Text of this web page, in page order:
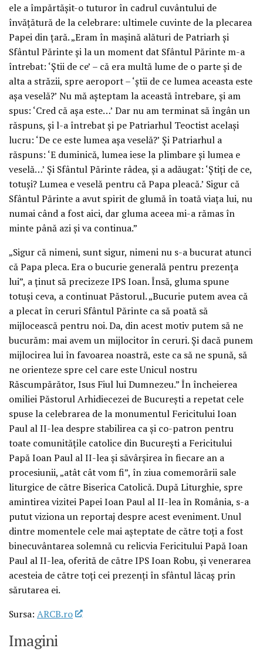
ele a împărtăşit-o tuturor în cadrul cuvântului de
învăţătură de la celebrare: ultimele cuvinte de la plecarea
Papei din ţară. „Eram în maşină alături de Patriarh şi
Sfântul Părinte şi la un moment dat Sfântul Părinte m-a
întrebat: ‘Ştii de ce’ – că era multă lume de o parte şi de
alta a străzii, spre aeroport – ‘ştii de ce lumea aceasta este
aşa veselă?’ Nu mă aşteptam la această întrebare, şi am
spus: ‘Cred că aşa este…’ Dar nu am terminat să îngân un
răspuns, şi l-a întrebat şi pe Patriarhul Teoctist acelaşi
lucru: ‘De ce este lumea aşa veselă?’ Şi Patriarhul a
răspuns: ‘E duminică, lumea iese la plimbare şi lumea e
veselă…’ Şi Sfântul Părinte râdea, şi a adăugat: ‘Ştiţi de ce,
totuşi? Lumea e veselă pentru că Papa pleacă.’ Sigur că
Sfântul Părinte a avut spirit de glumă în toată viaţa lui, nu
numai când a fost aici, dar gluma aceea mi-a rămas în
minte până azi şi va continua.”
„Sigur că nimeni, sunt sigur, nimeni nu s-a bucurat atunci
că Papa pleca. Era o bucurie generală pentru prezenţa
lui”, a ţinut să precizeze IPS Ioan. Însă, gluma spune
totuşi ceva, a continuat Păstorul. „Bucurie putem avea că
a plecat în ceruri Sfântul Părinte ca să poată să
mijlocească pentru noi. Da, din acest motiv putem să ne
bucurăm: mai avem un mijlocitor în ceruri. Şi dacă punem
mijlocirea lui în favoarea noastră, este ca să ne spună, să
ne orienteze spre cel care este Unicul nostru
Răscumpărător, Isus Fiul lui Dumnezeu.” În încheierea
omiliei Păstorul Arhidiecezei de Bucureşti a repetat cele
spuse la celebrarea de la monumentul Fericitului Ioan
Paul al II-lea despre stabilirea ca şi co-patron pentru
toate comunităţile catolice din Bucureşti a Fericitului
Papă Ioan Paul al II-lea şi săvârşirea în fiecare an a
procesiunii, „atât cât vom fi”, în ziua comemorării sale
liturgice de către Biserica Catolică. După Liturghie, spre
amintirea vizitei Papei Ioan Paul al II-lea în România, s-a
putut viziona un reportaj despre acest eveniment. Unul
dintre momentele cele mai aşteptate de către toţi a fost
binecuvântarea solemnă cu relicvia Fericitului Papă Ioan
Paul al II-lea, oferită de către IPS Ioan Robu, şi venerarea
acesteia de către toţi cei prezenţi în sfântul lăcaş prin
sărutarea ei.
Sursa: ARCB.ro
Imagini